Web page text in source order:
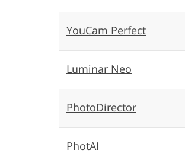
YouCam Perfect
Luminar Neo
PhotoDirector
PhotAI